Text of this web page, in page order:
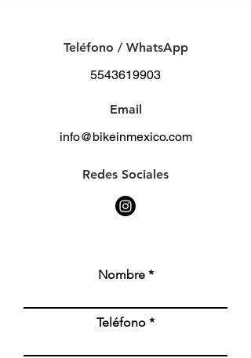
Teléfono / WhatsApp
5543619903
Email
info@bikeinmexico.com
Redes Sociales
Nombre
Teléfono